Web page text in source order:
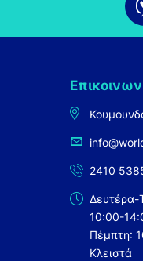
2410
Δευτέρα-
10:00-
Πέμπτη:
Κλειστά